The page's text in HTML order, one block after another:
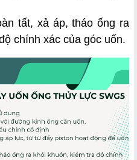
tất, xả áp, tháo ống ra
chính xác của góc uốn.